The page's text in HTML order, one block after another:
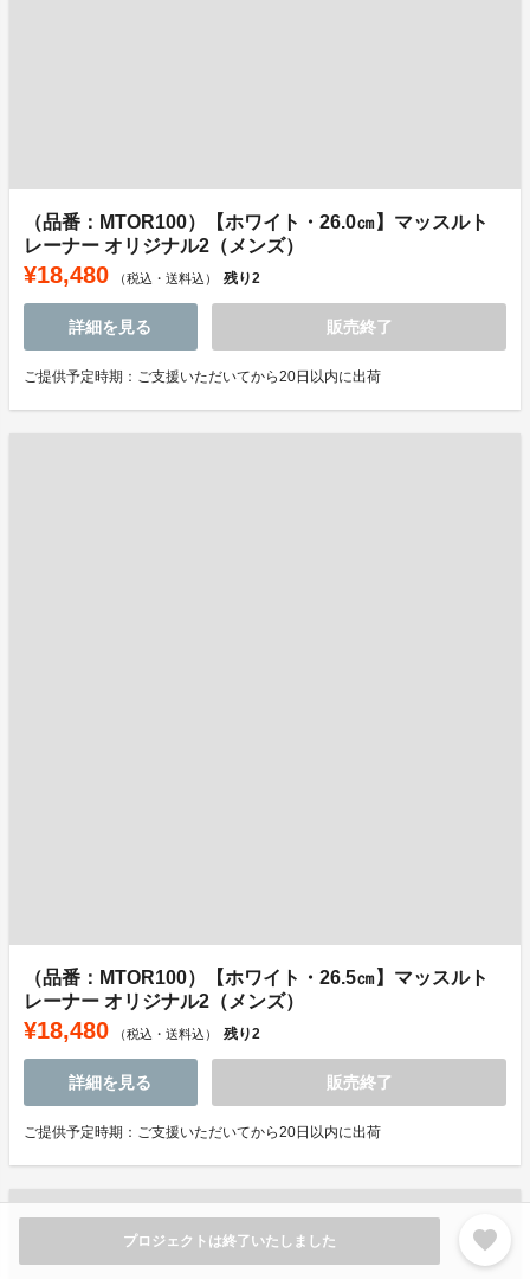
プロジェクトは終了いたしました favorite
（品番：MTOR100）【ホワイト・26.0㎝】マッスルト
レーナー オリジナル2（メンズ）
¥18,480 （税込・送料込） 残り2
詳細を見る 販売終了
ご提供予定時期：ご支援いただいてから20日以内に出荷
（品番：MTOR100）【ホワイト・26.5㎝】マッスルト
レーナー オリジナル2（メンズ）
¥18,480 （税込・送料込） 残り2
詳細を見る 販売終了
ご提供予定時期：ご支援いただいてから20日以内に出荷